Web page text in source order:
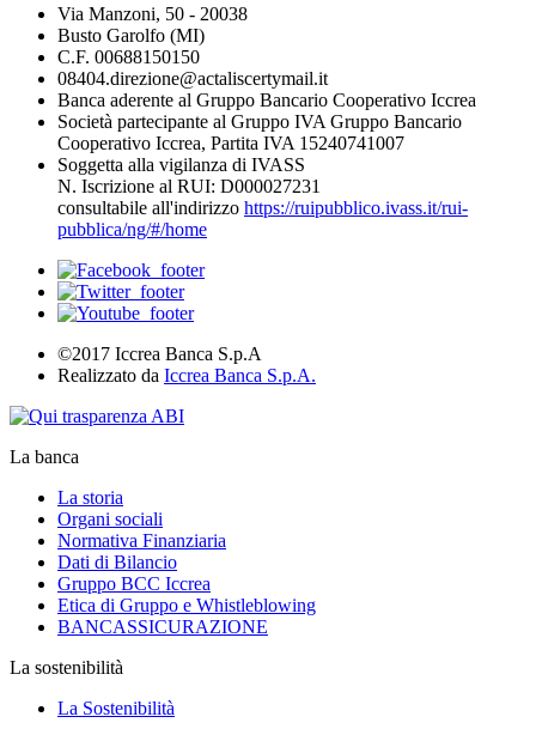
Via Manzoni, 50 - 20038
Busto Garolfo (MI)
C.F. 00688150150
08404.direzione@actaliscertymail.it
Banca aderente al Gruppo Bancario Cooperativo Iccrea
Società partecipante al Gruppo IVA Gruppo Bancario
Cooperativo Iccrea, Partita IVA 15240741007
Soggetta alla vigilanza di IVASS
N. Iscrizione al RUI: D000027231
consultabile all'indirizzo https://ruipubblico.ivass.it/rui-
pubblica/ng/#/home
©2017 Iccrea Banca S.p.A
Realizzato da Iccrea Banca S.p.A.
La banca
La storia
Organi sociali
Normativa Finanziaria
Dati di Bilancio
Gruppo BCC Iccrea
Etica di Gruppo e Whistleblowing
BANCASSICURAZIONE
La sostenibilità
La Sostenibilità